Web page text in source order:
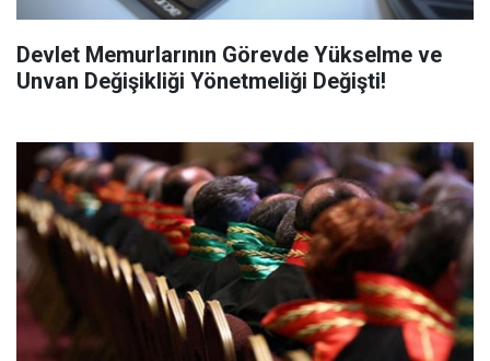
Devlet Memurlarının Görevde Yükselme ve
Unvan Değişikliği Yönetmeliği Değişti!